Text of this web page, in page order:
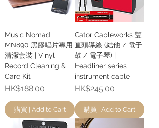
Music Nomad
MN890 黑膠唱片專用
清潔套裝 | Vinyl
Record Cleaning &
Care Kit
價格
HK$188.00
購買 | Add to Cart
Gator Cableworks 雙
直頭導線 (結他 / 電子
鼓 / 電子琴) |
Headliner series
instrument cable
價格
HK$245.00
購買 | Add to Cart